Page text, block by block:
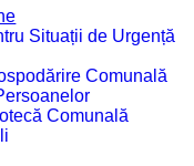
Situații de Urgență
Comunală
Comunală